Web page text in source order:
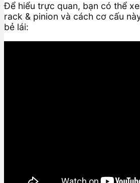
Để hiểu trực quan, bạn có thể
rack & pinion và cách cơ cấu
bẻ lái: